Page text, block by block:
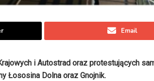
Email
i Autostrad oraz protestujących
Łososina Dolna oraz Gnojnik.